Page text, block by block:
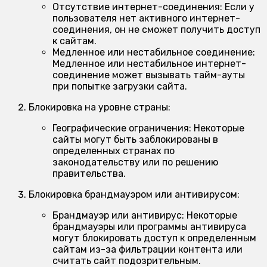
Отсутствие интернет-соединения: Если у
пользователя нет активного интернет-
соединения, он не сможет получить доступ
к сайтам.
Медленное или нестабильное соединение:
Медленное или нестабильное интернет-
соединение может вызывать тайм-ауты
при попытке загрузки сайта.
Блокировка на уровне страны:
Географические ограничения: Некоторые
сайты могут быть заблокированы в
определенных странах по
законодательству или по решению
правительства.
Блокировка брандмауэром или антивирусом:
Брандмауэр или антивирус: Некоторые
брандмауэры или программы антивируса
могут блокировать доступ к определенным
сайтам из-за фильтрации контента или
считать сайт подозрительным.